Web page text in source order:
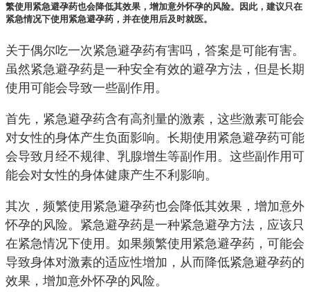
繁使用紧急避孕药也会降低其效果，增加意外怀孕的风险。因此，建议只在
紧急情况下使用紧急避孕药，并在使用后及时就医。
关于偶尔吃一次紧急避孕药有害吗，答案是可能有害。
虽然紧急避孕药是一种安全有效的避孕方法，但是长期
使用可能会导致一些副作用。
首先，紧急避孕药含有高剂量的激素，这些激素可能会
对女性的身体产生负面影响。长期使用紧急避孕药可能
会导致月经不规律、乳腺增生等副作用。这些副作用可
能会对女性的身体健康产生不利影响。
其次，频繁使用紧急避孕药也会降低其效果，增加意外
怀孕的风险。紧急避孕药是一种紧急避孕方法，应该只
在紧急情况下使用。如果频繁使用紧急避孕药，可能会
导致身体对激素的适应性增加，从而降低紧急避孕药的
效果，增加意外怀孕的风险。